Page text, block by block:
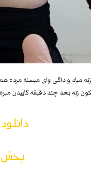
زنه میاد و داگی وای میسته مرده
کون زنه بعد چند دقیقه گاییدن
پخش